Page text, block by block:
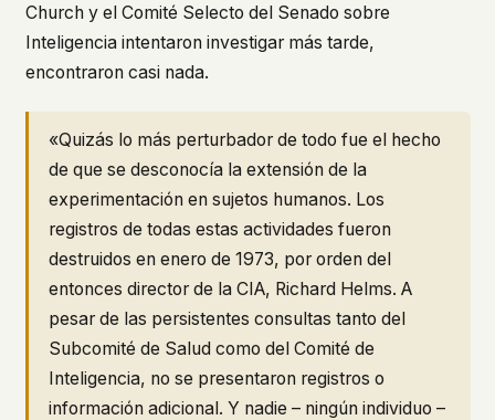
Church y el Comité Selecto del Senado sobre
Inteligencia intentaron investigar más tarde,
encontraron casi nada.
«Quizás lo más perturbador de todo fue el hecho
de que se desconocía la extensión de la
experimentación en sujetos humanos. Los
registros de todas estas actividades fueron
destruidos en enero de 1973, por orden del
entonces director de la CIA, Richard Helms. A
pesar de las persistentes consultas tanto del
Subcomité de Salud como del Comité de
Inteligencia, no se presentaron registros o
información adicional. Y nadie – ningún individuo –